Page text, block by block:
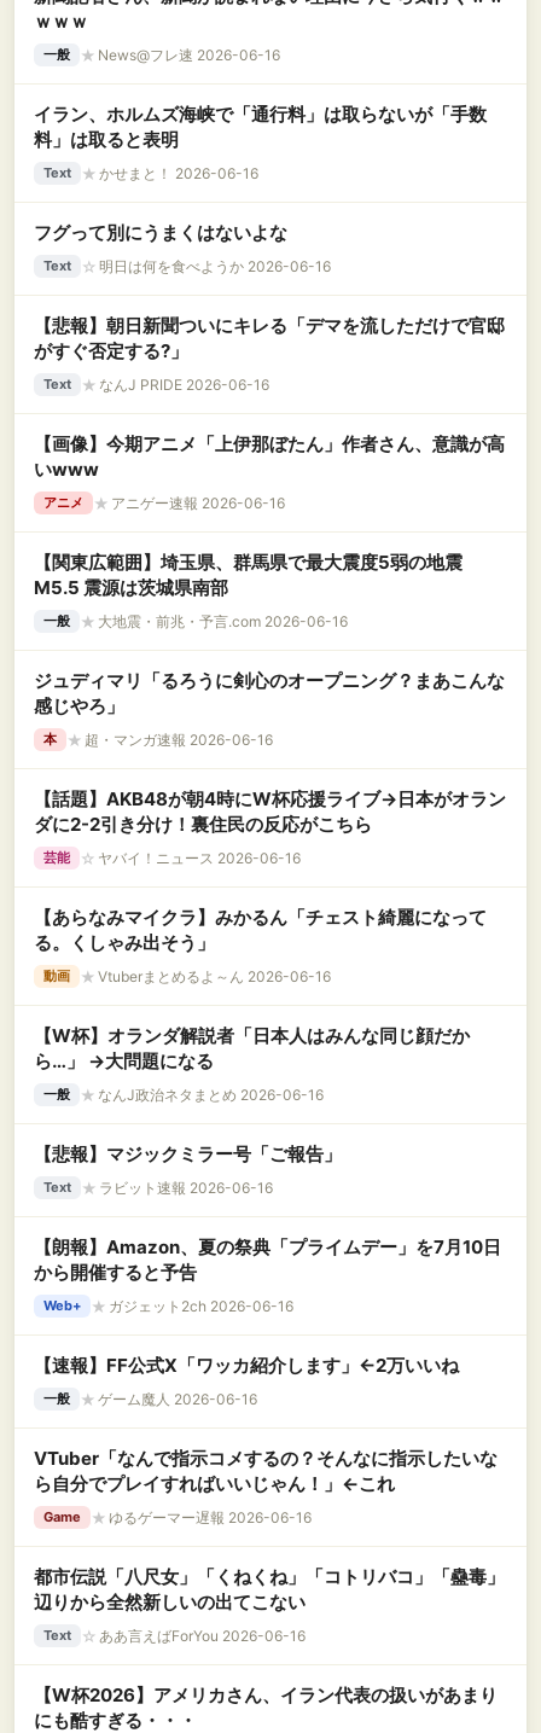
ｗｗｗ
一般 ★ News@フレ速 2026-06-16
イラン、ホルムズ海峡で「通行料」は取らないが「手数
料」は取ると表明
Text ★ かせまと！ 2026-06-16
フグって別にうまくはないよな
Text ☆ 明日は何を食べようか 2026-06-16
【悲報】朝日新聞ついにキレる「デマを流しただけで官邸
がすぐ否定する?」
Text ★ なんJ PRIDE 2026-06-16
【画像】今期アニメ「上伊那ぼたん」作者さん、意識が高
いwww
アニメ ★ アニゲー速報 2026-06-16
【関東広範囲】埼玉県、群馬県で最大震度5弱の地震
M5.5 震源は茨城県南部
一般 ★ 大地震・前兆・予言.com 2026-06-16
ジュディマリ「るろうに剣心のオープニング？まあこんな
感じやろ」
本 ★ 超・マンガ速報 2026-06-16
【話題】AKB48が朝4時にW杯応援ライブ→日本がオラン
ダに2-2引き分け！裏住民の反応がこちら
芸能 ☆ ヤバイ！ニュース 2026-06-16
【あらなみマイクラ】みかるん「チェスト綺麗になって
る。くしゃみ出そう」
動画 ★ Vtuberまとめるよ～ん 2026-06-16
【W杯】オランダ解説者「日本人はみんな同じ顔だか
ら…」 →大問題になる
一般 ★ なんJ政治ネタまとめ 2026-06-16
【悲報】マジックミラー号「ご報告」
Text ★ ラビット速報 2026-06-16
【朗報】Amazon、夏の祭典「プライムデー」を7月10日
から開催すると予告
Web+ ★ ガジェット2ch 2026-06-16
【速報】FF公式X「ワッカ紹介します」←2万いいね
一般 ★ ゲーム魔人 2026-06-16
VTuber「なんで指示コメするの？そんなに指示したいな
ら自分でプレイすればいいじゃん！」←これ
Game ★ ゆるゲーマー遅報 2026-06-16
都市伝説「八尺女」「くねくね」「コトリバコ」「蠱毒」
辺りから全然新しいの出てこない
Text ☆ ああ言えばForYou 2026-06-16
【W杯2026】アメリカさん、イラン代表の扱いがあまり
にも酷すぎる・・・